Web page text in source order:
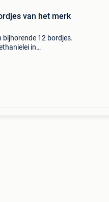
van het merk
bijhorende 12 bordjes.
in